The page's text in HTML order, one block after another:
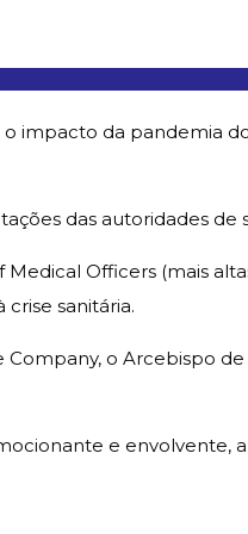
impacto da pandemia
das autoridades de
Officers (mais
sanitária.
o Arcebispo
e envolvente,